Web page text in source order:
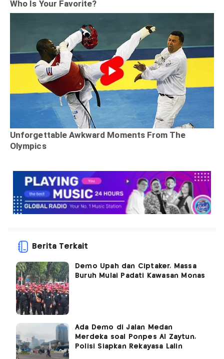
Berita Terkait
Demo Upah dan Ciptaker, Massa
Buruh Mulai Padati Kawasan Monas
Ada Demo di Jalan Medan
Merdeka soal Ponpes Al Zaytun,
Polisi Siapkan Rekayasa Lalin